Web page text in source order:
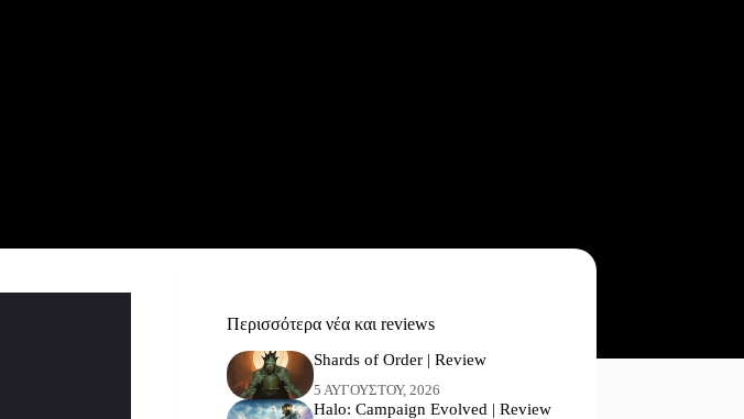
Περισσότερα νέα και reviews
Shards of Order | Review
5 ΑΥΓΟΎΣΤΟΥ, 2026
Halo: Campaign Evolved | Review